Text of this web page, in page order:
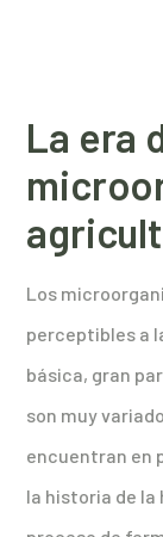
La era
Los
perceptibles a
básica, gran
son muy
encuentran en
la historia de la